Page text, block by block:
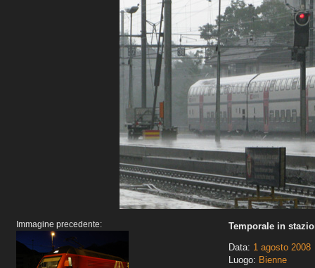
Immagine precedente:
Temporale in
Data: 1 agosto 2008
Luogo: Bienne